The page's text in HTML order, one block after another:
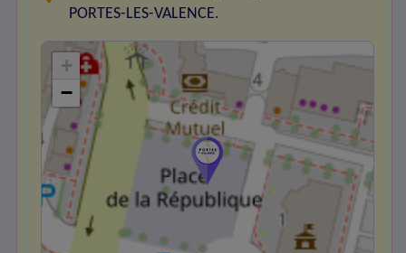
PORTES-LES-VALENCE.
+
−